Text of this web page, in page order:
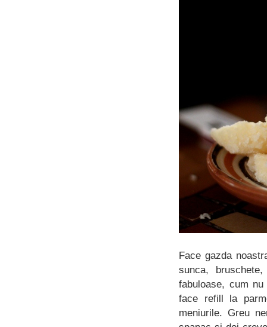
Face gazda
sunca,
fabuloase, cum
face refill la
meniurile. Greu